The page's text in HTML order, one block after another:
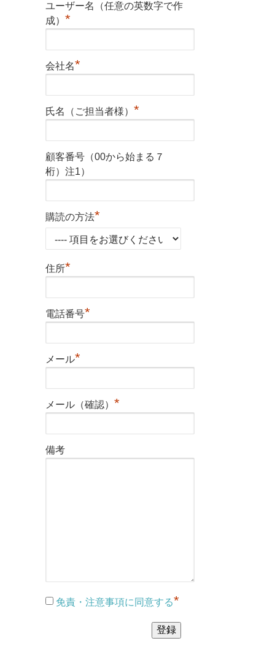
ユーザー名（任意の英数字で作
成） *
会社名*
氏名（ご担当者様） *
顧客番号（00から始まる７
桁）注1）
購読の方法*
住所*
電話番号*
メール*
メール（確認） *
備考
免責・注意事項に同意する*